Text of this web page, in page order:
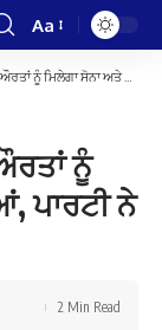
Font
Resizer
Aa
ਸਾੜੀਆਂ, ਪਾਰਟੀ ਨੇ ਕੀਤਾ ਚੋਣ ਵਾਅਦਾ
ਨੂੰ
ਪਾਰਟੀ ਨੇ
2 Min Read